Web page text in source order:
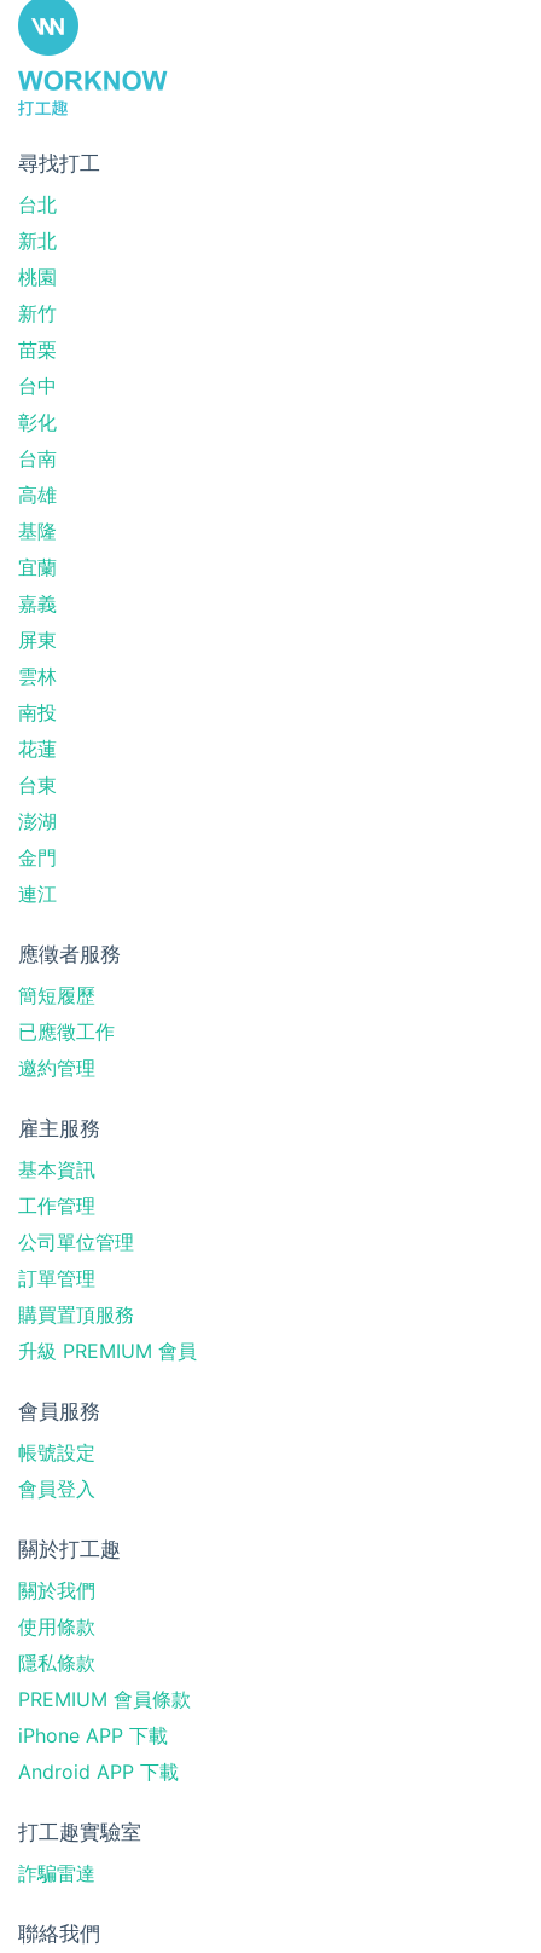
尋找打工
台北
新北
桃園
新竹
苗栗
台中
彰化
台南
高雄
基隆
宜蘭
嘉義
屏東
雲林
南投
花蓮
台東
澎湖
金門
連江
應徵者服務
簡短履歷
已應徵工作
邀約管理
雇主服務
基本資訊
工作管理
公司單位管理
訂單管理
購買置頂服務
升級 PREMIUM 會員
會員服務
帳號設定
會員登入
關於打工趣
關於我們
使用條款
隱私條款
PREMIUM 會員條款
iPhone APP 下載
Android APP 下載
打工趣實驗室
詐騙雷達
聯絡我們